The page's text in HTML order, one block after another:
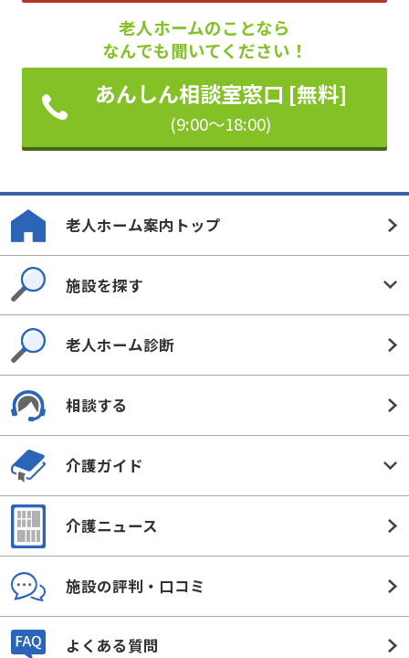
老人ホームのことなら
なんでも聞いてください！
あんしん相談室窓口 [無料]
(9:00～18:00)
老人ホーム案内トップ
施設を探す
老人ホーム診断
相談する
介護ガイド
介護ニュース
施設の評判・口コミ
よくある質問